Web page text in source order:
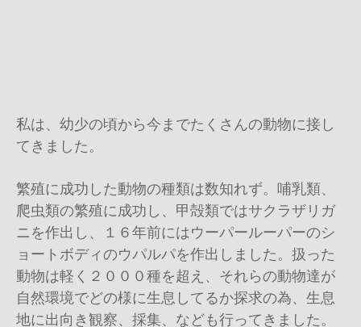
私は、幼少の頃から今までたくさんの動物に接し
てきました。
繁殖に成功した動物の種類は数知れず。哺乳類、
爬虫類の繁殖に成功し、甲殻類ではサクラザリガ
ニを作出し、１６年前にはウーパールーパーのシ
ョートボディのウパルパを作出しました。扱った
動物は軽く２０００種を超え、それらの動物達が
自然環境でどの様に生息してるか探求の為、生息
地に出向き観察、採集、なども行ってきました。